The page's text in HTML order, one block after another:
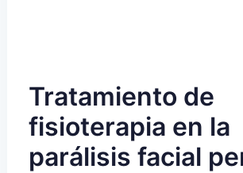
Tratamiento de
fisioterapia en la
parálisis facial